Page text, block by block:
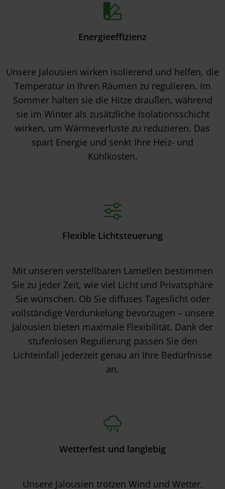
Energieeffizienz
Unsere Jalousien wirken isolierend und helfen, die
Temperatur in Ihren Räumen zu regulieren. Im
Sommer halten sie die Hitze draußen, während
sie im Winter als zusätzliche Isolationsschicht
wirken, um Wärmeverluste zu reduzieren. Das
spart Energie und senkt Ihre Heiz- und
Kühlkosten.
Flexible Lichtsteuerung
Mit unseren verstellbaren Lamellen bestimmen
Sie zu jeder Zeit, wie viel Licht und Privatsphäre
Sie wünschen. Ob Sie diffuses Tageslicht oder
vollständige Verdunkelung bevorzugen – unsere
Jalousien bieten maximale Flexibilität. Dank der
stufenlosen Regulierung passen Sie den
Lichteinfall jederzeit genau an Ihre Bedürfnisse
an.
Wetterfest und langlebig
Unsere Jalousien trotzen Wind und Wetter.